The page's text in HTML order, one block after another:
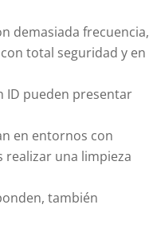
demasiada frecuencia,
total seguridad y en
ID pueden presentar
en entornos con
realizar una limpieza
también